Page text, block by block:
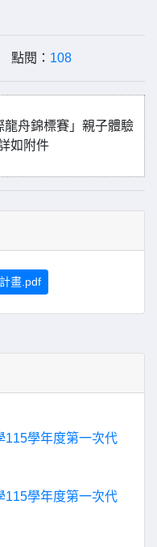
點閱： 108
龍舟錦標賽」親子體驗
如附件
畫.pdf
115學年度第一次代
115學年度第一次代